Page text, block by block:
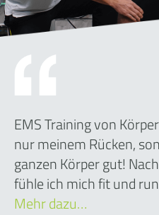
EMS Training von
nur meinem Rücken,
ganzen Körper gut!
fühle ich mich fit und
Mehr dazu…